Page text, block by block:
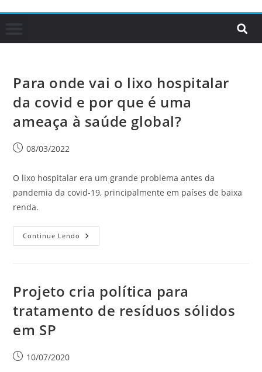
Para onde vai o lixo hospitalar
da covid e por que é uma
ameaça à saúde global?
08/03/2022
O lixo hospitalar era um grande problema antes da
pandemia da covid-19, principalmente em países de baixa
renda.
Continue Lendo
Projeto cria política para
tratamento de resíduos sólidos
em SP
10/07/2020